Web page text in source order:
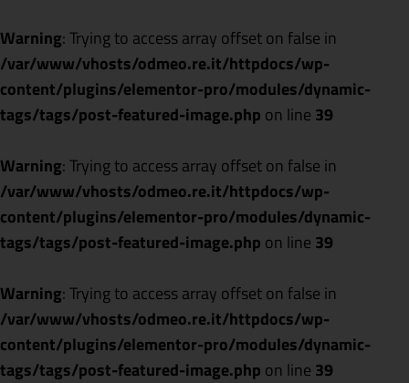
Warning: Trying to access array offset on false in
/var/www/vhosts/odmeo.re.it/httpdocs/wp-
content/plugins/elementor-pro/modules/dynamic-
tags/tags/post-featured-image.php on line 39
Warning: Trying to access array offset on false in
/var/www/vhosts/odmeo.re.it/httpdocs/wp-
content/plugins/elementor-pro/modules/dynamic-
tags/tags/post-featured-image.php on line 39
Warning: Trying to access array offset on false in
/var/www/vhosts/odmeo.re.it/httpdocs/wp-
content/plugins/elementor-pro/modules/dynamic-
tags/tags/post-featured-image.php on line 39